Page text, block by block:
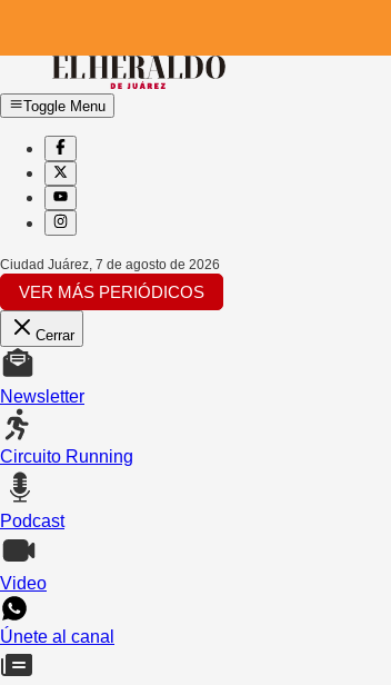
Toggle Menu
Ciudad Juárez 7 de agosto de 2026
VER MÁS PERIÓDICOS
Cerrar
Newsletter
Circuito Running
Podcast
Video
Únete al canal